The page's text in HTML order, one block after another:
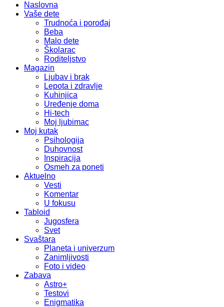
Naslovna
Vaše dete
Trudnoća i porođaj
Beba
Malo dete
Školarac
Roditeljstvo
Magazin
Ljubav i brak
Lepota i zdravlje
Kuhinjica
Uređenje doma
Hi-tech
Moj ljubimac
Moj kutak
Psihologija
Duhovnost
Inspiracija
Osmeh za poneti
Aktuelno
Vesti
Komentar
U fokusu
Tabloid
Jugosfera
Svet
Svaštara
Planeta i univerzum
Zanimljivosti
Foto i video
Zabava
Astro+
Testovi
Enigmatika